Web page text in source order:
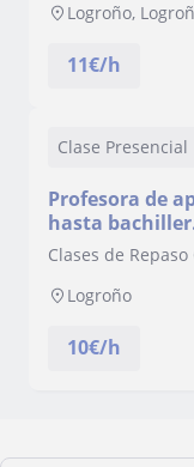
Logroño,
11€/h
Clase Presencial
Profesora de
hasta
estudiando
Clases de
Logroño
10€/h